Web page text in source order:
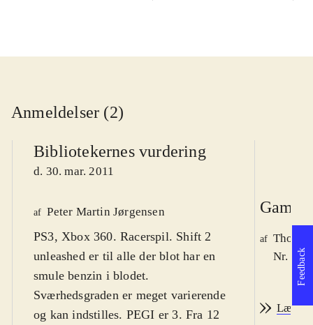
Anmeldelser (2)
Bibliotekernes vurdering
d. 30. mar. 2011
af Peter Martin Jørgensen
PS3, Xbox 360. Racerspil. Shift 2
unleashed er til alle der blot har en
smule benzin i blodet.
Sværhedsgraden er meget varierende
og kan indstilles. PEGI er 3. Fra 12
Game
af
Nr.
Læs
Feedback